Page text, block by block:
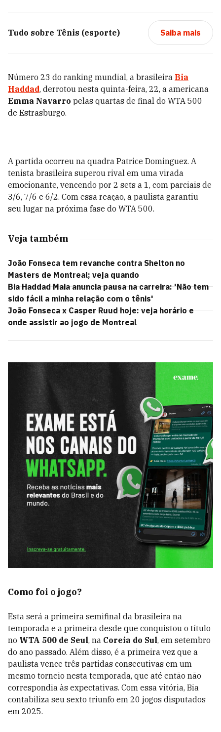
Tudo sobre Tênis (esporte) Saiba mais
Número 23 do ranking mundial, a brasileira Bia
Haddad, derrotou nesta quinta-feira, 22, a americana
Emma Navarro pelas quartas de final do WTA 500
de Estrasburgo.
A partida ocorreu na quadra Patrice Dominguez. A
tenista brasileira superou rival em uma virada
emocionante, vencendo por 2 sets a 1, com parciais de
3/6, 7/6 e 6/2. Com essa reação, a paulista garantiu
seu lugar na próxima fase do WTA 500.
Veja também
João Fonseca tem revanche contra Shelton no
Masters de Montreal; veja quando
Bia Haddad Maia anuncia pausa na carreira: 'Não tem
sido fácil a minha relação com o tênis'
João Fonseca x Casper Ruud hoje: veja horário e
onde assistir ao jogo de Montreal
Como foi o jogo?
Esta será a primeira semifinal da brasileira na
temporada e a primeira desde que conquistou o título
no WTA 500 de Seul, na Coreia do Sul, em setembro
do ano passado. Além disso, é a primeira vez que a
paulista vence três partidas consecutivas em um
mesmo torneio nesta temporada, que até então não
correspondia às expectativas. Com essa vitória, Bia
contabiliza seu sexto triunfo em 20 jogos disputados
em 2025.